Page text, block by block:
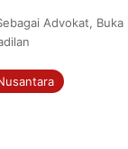
Advokat,